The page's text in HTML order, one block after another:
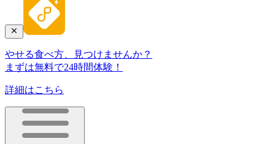
やせる食べ方、見つけませんか？
まずは無料で24時間体験！
詳細はこちら